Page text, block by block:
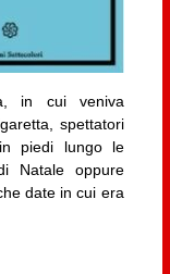
in cui veniva
spettatori
piedi lungo le
Natale oppure
date in cui era